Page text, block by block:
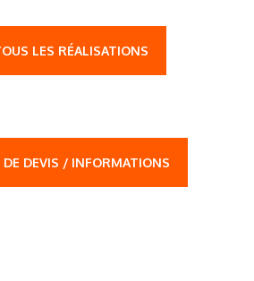
LES RÉALISATIONS
DE DEVIS / INFORMATIONS